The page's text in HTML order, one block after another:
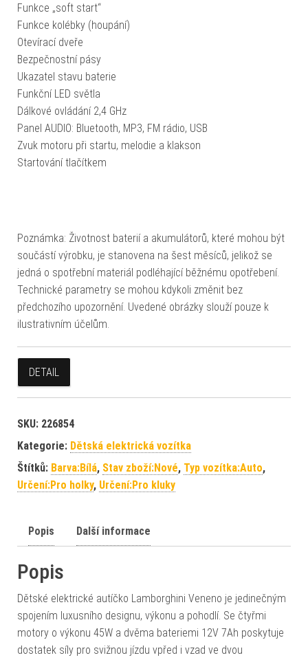
Funkce „soft start“
Funkce kolébky (houpání)
Otevírací dveře
Bezpečnostní pásy
Ukazatel stavu baterie
Funkční LED světla
Dálkové ovládání 2,4 GHz
Panel AUDIO: Bluetooth, MP3, FM rádio, USB
Zvuk motoru při startu, melodie a klakson
Startování tlačítkem
Poznámka: Životnost baterií a akumulátorů, které mohou být
součástí výrobku, je stanovena na šest měsíců, jelikož se
jedná o spotřební materiál podléhající běžnému opotřebení.
Technické parametry se mohou kdykoli změnit bez
předchozího upozornění. Uvedené obrázky slouží pouze k
ilustrativním účelům.
DETAIL
SKU: 226854
Kategorie: Dětská elektrická vozítka
Štítků: Barva:Bílá, Stav zboží:Nové, Typ vozítka:Auto,
Určení:Pro holky, Určení:Pro kluky
Popis Další informace
Popis
Dětské elektrické autíčko Lamborghini Veneno je jedinečným
spojením luxusního designu, výkonu a pohodlí. Se čtyřmi
motory o výkonu 45W a dvěma bateriemi 12V 7Ah poskytuje
dostatek síly pro svižnou jízdu vpřed i vzad ve dvou